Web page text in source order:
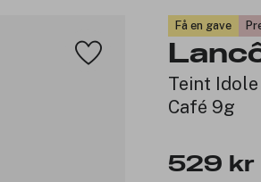
Få en gave
Teint
Café 9g
529 kr